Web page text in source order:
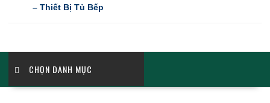
– Thiết Bị Tủ Bếp
CHỌN DANH MỤC